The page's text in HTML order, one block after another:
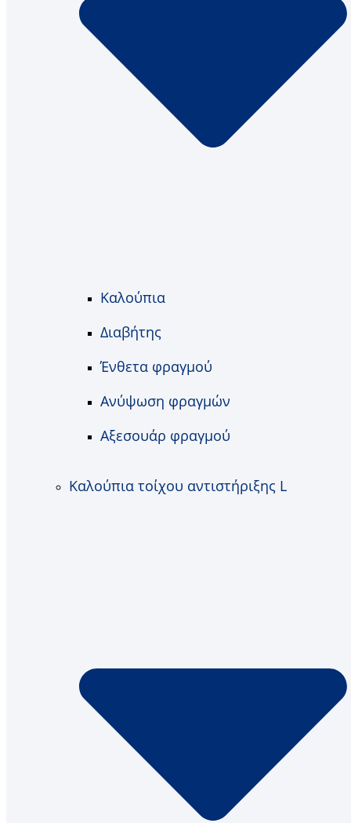
Καλούπια
Διαβήτης
Ένθετα φραγμού
Ανύψωση φραγμών
Αξεσουάρ φραγμού
Καλούπια τοίχου αντιστήριξης L